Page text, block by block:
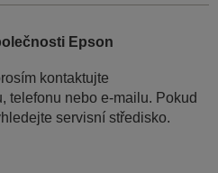
Epson
kontaktujte
telefonu nebo e-mailu. Pokud
servisní středisko.